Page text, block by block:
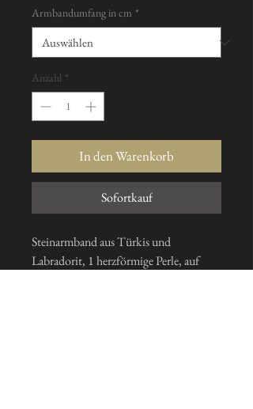
Armbandumfang in cm *
Anzahl *
In den Warenkorb
Sofortkauf
Steinarmband aus Türkis und
Labradorit, 1 herzförmige Perle, auf